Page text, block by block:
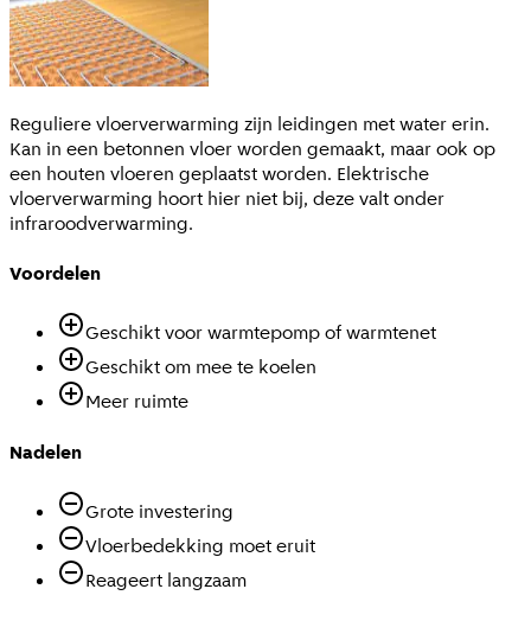
Reguliere vloerverwarming zijn leidingen met water erin.
Kan in een betonnen vloer worden gemaakt, maar ook op
een houten vloeren geplaatst worden. Elektrische
vloerverwarming hoort hier niet bij, deze valt onder
infraroodverwarming.
Voordelen
Geschikt voor warmtepomp of warmtenet
Geschikt om mee te koelen
Meer ruimte
Nadelen
Grote investering
Vloerbedekking moet eruit
Reageert langzaam